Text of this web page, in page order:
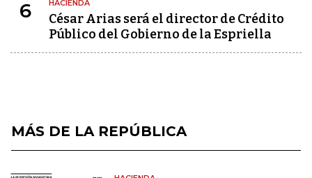
6 HACIENDA
César Arias será el director de Crédito
Público del Gobierno de la Espriella
MÁS DE LA REPÚBLICA